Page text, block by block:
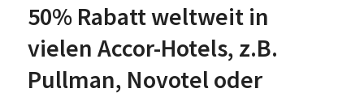
50% Rabatt weltweit in
vielen Accor-Hotels, z.B.
Pullman, Novotel oder